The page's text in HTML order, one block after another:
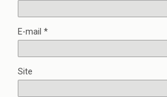
E-mail *
Site